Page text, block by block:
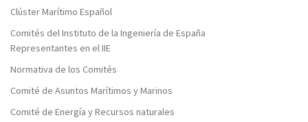
Clúster Marítimo Español
Comités del Instituto de la Ingeniería de España
Representantes en el IIE
Normativa de los Comités
Comité de Asuntos Marítimos y Marinos
Comité de Energía y Recursos naturales